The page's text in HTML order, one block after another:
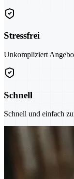
Stressfrei
Unkompliziert
Schnell
Schnell und einfach